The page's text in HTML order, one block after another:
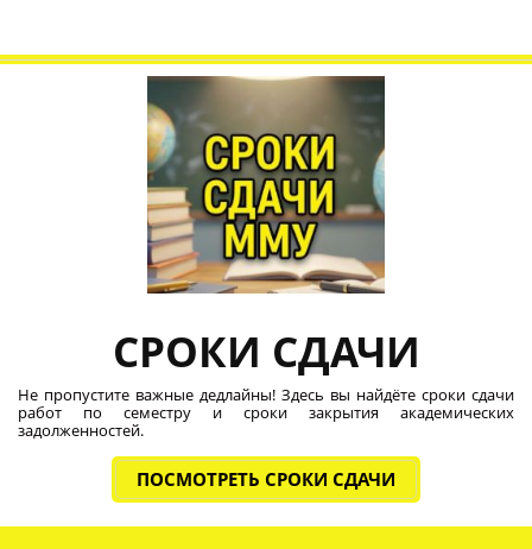
СРОКИ СДАЧИ
Не пропустите важные дедлайны! Здесь вы найдёте сроки сдачи
работ по семестру и сроки закрытия академических
задолженностей.
ПОСМОТРЕТЬ СРОКИ СДАЧИ